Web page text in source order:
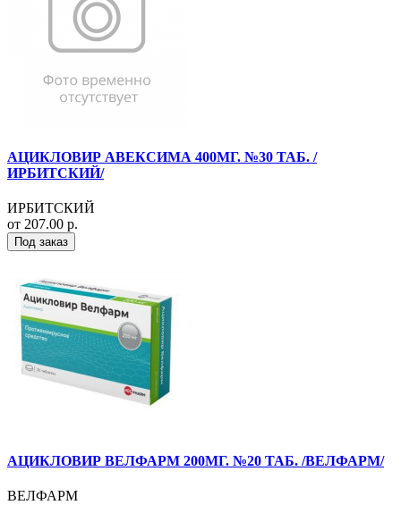
АЦИКЛОВИР АВЕКСИМА 400МГ. №30 ТАБ. /
ИРБИТСКИЙ/
ИРБИТСКИЙ
от 207.00 р.
Под заказ
АЦИКЛОВИР ВЕЛФАРМ 200МГ. №20 ТАБ. /ВЕЛФАРМ/
ВЕЛФАРМ